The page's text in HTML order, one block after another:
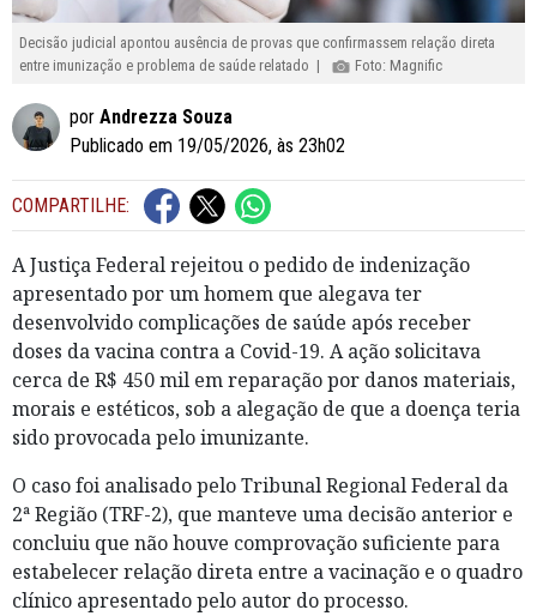
Decisão judicial apontou ausência de provas que confirmassem relação direta
entre imunização e problema de saúde relatado |
Foto: Magnific
por Andrezza Souza
Publicado em 19/05/2026, às 23h02
COMPARTILHE:
A Justiça Federal rejeitou o pedido de indenização
apresentado por um homem que alegava ter
desenvolvido complicações de saúde após receber
doses da vacina contra a Covid-19. A ação solicitava
cerca de R$ 450 mil em reparação por danos materiais,
morais e estéticos, sob a alegação de que a doença teria
sido provocada pelo imunizante.
O caso foi analisado pelo Tribunal Regional Federal da
2ª Região (TRF-2), que manteve uma decisão anterior e
concluiu que não houve comprovação suficiente para
estabelecer relação direta entre a vacinação e o quadro
clínico apresentado pelo autor do processo.